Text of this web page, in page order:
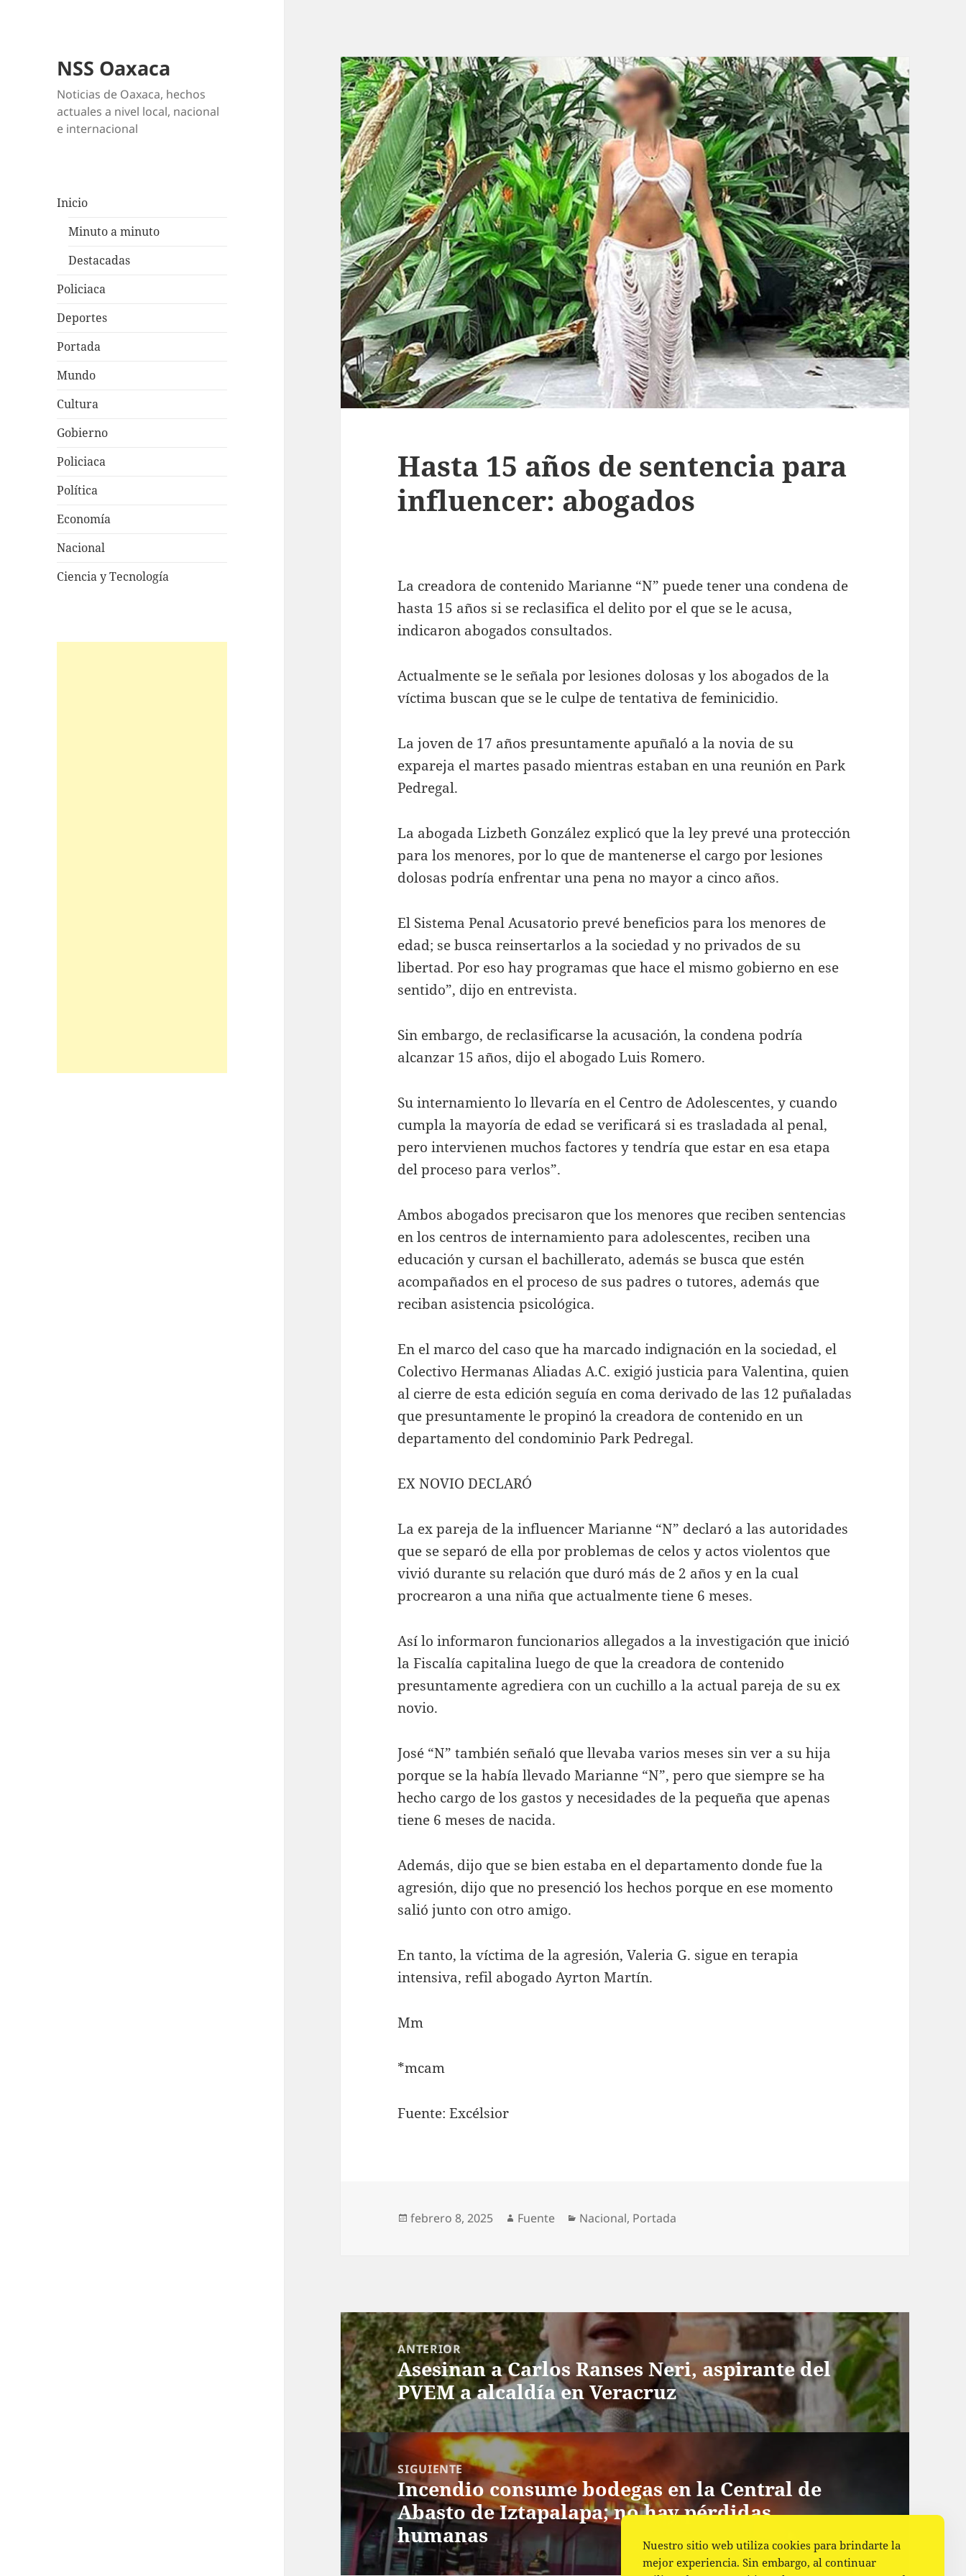
NSS Oaxaca
Noticias de Oaxaca, hechos
actuales a nivel local, nacional
e internacional
Inicio
Minuto a minuto
Destacadas
Policiaca
Deportes
Portada
Mundo
Cultura
Gobierno
Policiaca
Política
Economía
Nacional
Ciencia y Tecnología
Hasta 15 años de sentencia para
influencer: abogados
La creadora de contenido Marianne “N” puede tener una condena de
hasta 15 años si se reclasifica el delito por el que se le acusa,
indicaron abogados consultados.
Actualmente se le señala por lesiones dolosas y los abogados de la
víctima buscan que se le culpe de tentativa de feminicidio.
La joven de 17 años presuntamente apuñaló a la novia de su
expareja el martes pasado mientras estaban en una reunión en Park
Pedregal.
La abogada Lizbeth González explicó que la ley prevé una protección
para los menores, por lo que de mantenerse el cargo por lesiones
dolosas podría enfrentar una pena no mayor a cinco años.
El Sistema Penal Acusatorio prevé beneficios para los menores de
edad; se busca reinsertarlos a la sociedad y no privados de su
libertad. Por eso hay programas que hace el mismo gobierno en ese
sentido”, dijo en entrevista.
Sin embargo, de reclasificarse la acusación, la condena podría
alcanzar 15 años, dijo el abogado Luis Romero.
Su internamiento lo llevaría en el Centro de Adolescentes, y cuando
cumpla la mayoría de edad se verificará si es trasladada al penal,
pero intervienen muchos factores y tendría que estar en esa etapa
del proceso para verlos”.
Ambos abogados precisaron que los menores que reciben sentencias
en los centros de internamiento para adolescentes, reciben una
educación y cursan el bachillerato, además se busca que estén
acompañados en el proceso de sus padres o tutores, además que
reciban asistencia psicológica.
En el marco del caso que ha marcado indignación en la sociedad, el
Colectivo Hermanas Aliadas A.C. exigió justicia para Valentina, quien
al cierre de esta edición seguía en coma derivado de las 12 puñaladas
que presuntamente le propinó la creadora de contenido en un
departamento del condominio Park Pedregal.
EX NOVIO DECLARÓ
La ex pareja de la influencer Marianne “N” declaró a las autoridades
que se separó de ella por problemas de celos y actos violentos que
vivió durante su relación que duró más de 2 años y en la cual
procrearon a una niña que actualmente tiene 6 meses.
Así lo informaron funcionarios allegados a la investigación que inició
la Fiscalía capitalina luego de que la creadora de contenido
presuntamente agrediera con un cuchillo a la actual pareja de su ex
novio.
José “N” también señaló que llevaba varios meses sin ver a su hija
porque se la había llevado Marianne “N”, pero que siempre se ha
hecho cargo de los gastos y necesidades de la pequeña que apenas
tiene 6 meses de nacida.
Además, dijo que se bien estaba en el departamento donde fue la
agresión, dijo que no presenció los hechos porque en ese momento
salió junto con otro amigo.
En tanto, la víctima de la agresión, Valeria G. sigue en terapia
intensiva, refil abogado Ayrton Martín.
Mm
*mcam
Fuente: Excélsior
Publicado
febrero 8, 2025 Autor
Fuente Categorías
Nacional, Portada
Navegación
de
entradas
ANTERIOR
Entrada
anterior:
Asesinan a Carlos Ranses Neri, aspirante del
PVEM a alcaldía en Veracruz
SIGUIENTE
Siguiente
entrada:
Incendio consume bodegas en la Central de
Abasto de Iztapalapa; no hay pérdidas
humanas
Nuestro sitio web utiliza cookies para brindarte la
mejor experiencia. Sin embargo, al continuar